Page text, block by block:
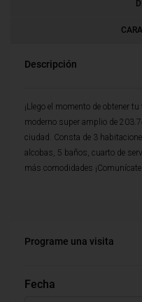
Descripción
¡Llego el momento de obtener
moderno super amplio de
ciudad. Consta de 3
alcobas, 5 baños, cuarto de
más comodidades
Programe una visita
Fecha